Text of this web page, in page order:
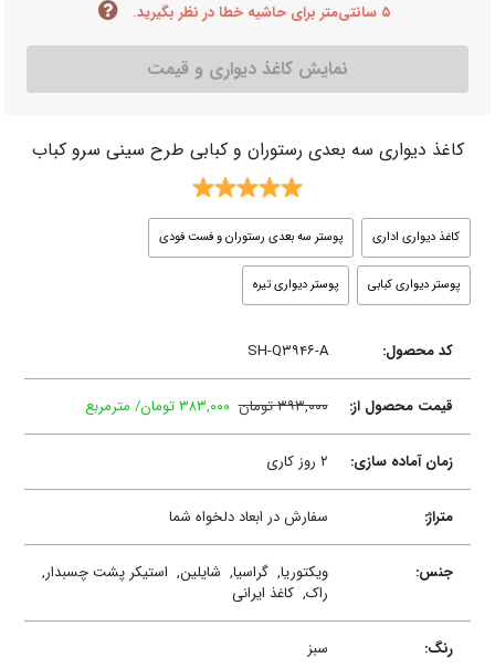
۵ سانتی‌متر برای حاشیه خطا در نظر بگیرید.
نمایش کاغذ دیواری و قیمت
کاغذ دیواری سه بعدی رستوران و کبابی طرح سینی سرو کباب
کاغذ دیواری اداری پوستر سه بعدی رستوران و فست فودی
پوستر دیواری کبابی پوستر دیواری تیره
کد محصول: SH-Q۳۹۴۶-A
قیمت محصول از: ۳۹۳,۰۰۰ تومان ۳۸۳,۰۰۰ تومان/ مترمربع
زمان آماده سازی: ۲ روز کاری
متراژ: سفارش در ابعاد دلخواه شما
جنس: ویکتوریا,گراسیا, شایلین, استیکر پشت چسبدار,
راک,کاغذ ایرانی
رنگ: سبز